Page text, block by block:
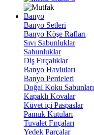
Banyo
Banyo Setleri
Banyo Köşe Rafları
Sıvı Sabunluklar
Sabunluklar
Diş Fırçalıklar
Banyo Havluları
Banyo Perdeleri
Doğal Koku Sabunları
Kapaklı Kovalar
Küvet içi Paspaslar
Pamuk Kutuları
Tuvalet Fırçaları
Yedek Parçalar